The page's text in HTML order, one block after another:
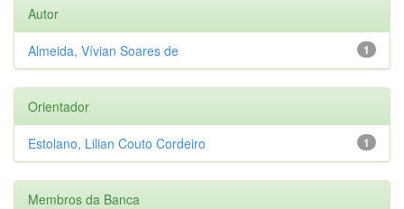
Autor
1
Almeida, Vívian Soares de
Orientador
1
Estolano, Lilian Couto Cordeiro
Membros da Banca